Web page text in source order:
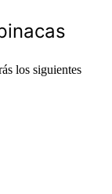
los siguientes